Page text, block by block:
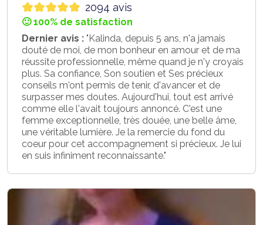
2094 avis
🙂 100% de satisfaction
Dernier avis : "Kalinda, depuis 5 ans, n'a jamais
douté de moi, de mon bonheur en amour et de ma
réussite professionnelle, même quand je n'y croyais
plus. Sa confiance, Son soutien et Ses précieux
conseils m'ont permis de tenir, d'avancer et de
surpasser mes doutes. Aujourd'hui, tout est arrivé
comme elle l'avait toujours annoncé. C'est une
femme exceptionnelle, très douée, une belle âme,
une véritable lumière. Je la remercie du fond du
coeur pour cet accompagnement si précieux. Je lui
en suis infiniment reconnaissante."